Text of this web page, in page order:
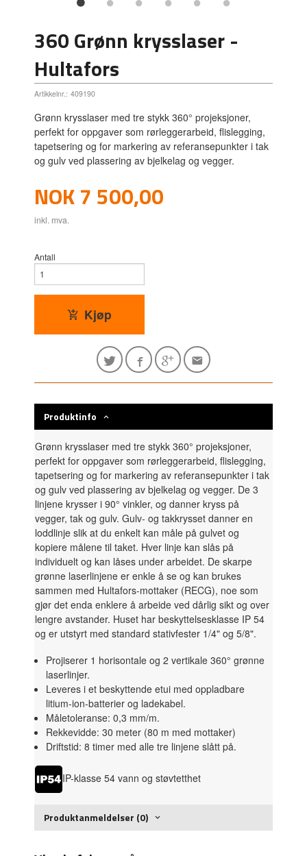
360 Grønn krysslaser -
Hultafors
Artikkelnr.: 409190
Grønn krysslaser med tre stykk 360° projeksjoner,
perfekt for oppgaver som rørleggerarbeid, flislegging,
tapetsering og for markering av referansepunkter i tak
og gulv ved plassering av bjelkelag og vegger.
Pris
NOK7 500,00
inkl. mva.
Antall
Kjøp
Produktinfo
Grønn krysslaser med tre stykk 360° projeksjoner,
perfekt for oppgaver som rørleggerarbeid, flislegging,
tapetsering og for markering av referansepunkter i tak
og gulv ved plassering av bjelkelag og vegger. De 3
linjene krysser i 90° vinkler, og danner kryss på
vegger, tak og gulv. Gulv- og takkrysset danner en
loddlinje slik at du enkelt kan måle på gulvet og
kopiere målene til taket. Hver linje kan slås på
individuelt og kan låses under arbeidet. De skarpe
grønne laserlinjene er enkle å se og kan brukes
sammen med Hultafors-mottaker (RECG), noe som
gjør det enda enklere å arbeide ved dårlig sikt og over
lengre avstander. Huset har beskyttelsesklasse IP 54
og er utstyrt med standard stativfester 1/4" og 5/8".
Projiserer 1 horisontale og 2 vertikale 360° grønne
laserlinjer.
Leveres i et beskyttende etui med oppladbare
litium-ion-batterier og ladekabel.
Måletoleranse: 0,3 mm/m.
Rekkevidde: 30 meter (80 m med mottaker)
Driftstid: 8 timer med alle tre linjene slått på.
IP-klasse 54 vann og støvtetthet
Produktanmeldelser (0)